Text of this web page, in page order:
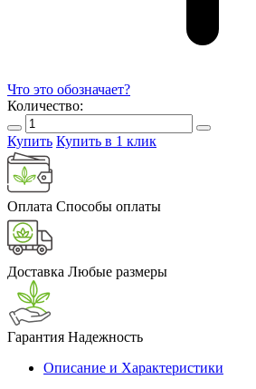
Что это обозначает?
Количество:
Купить Купить в 1 клик
Оплата Способы оплаты
Доставка Любые размеры
Гарантия Надежность
Описание и Характеристики